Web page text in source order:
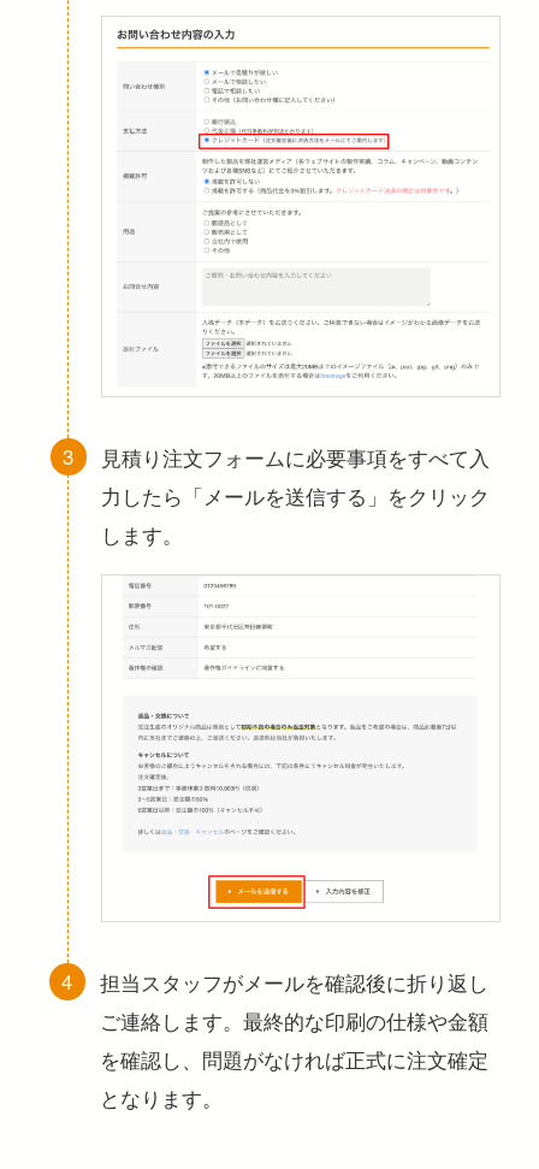
見積り注文フォームに必要事項をすべて入
力したら「メールを送信する」をクリック
します。
担当スタッフがメールを確認後に折り返し
ご連絡します。最終的な印刷の仕様や金額
を確認し、問題がなければ正式に注文確定
となります。